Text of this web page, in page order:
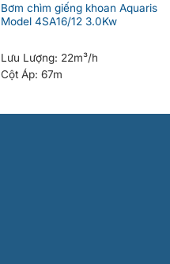
Bơm chìm giếng khoan Aquaris
Model 4SA16/12 3.0Kw
Lưu Lượng: 22m³/h
Cột Áp: 67m